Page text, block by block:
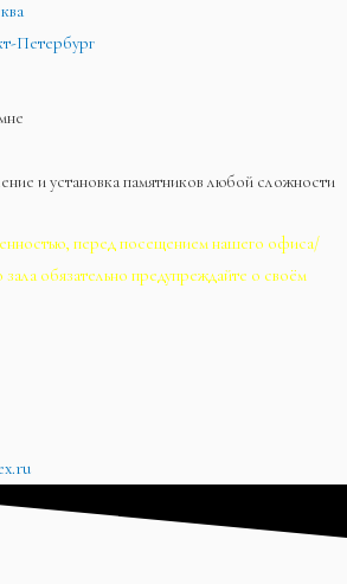
Петербург
и установка памятников любой сложности
перед посещением нашего офиса/
обязательно предупреждайте о своём